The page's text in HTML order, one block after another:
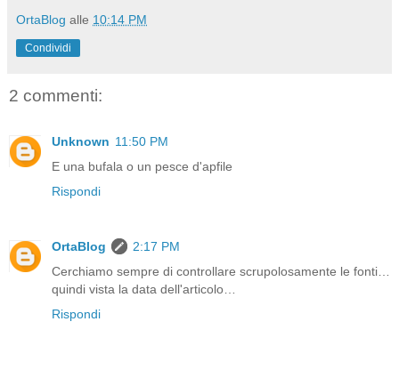
OrtaBlog alle 10:14 PM
Condividi
2 commenti:
Unknown 11:50 PM
E una bufala o un pesce d'apfile
Rispondi
OrtaBlog
2:17 PM
Cerchiamo sempre di controllare scrupolosamente le fonti…
quindi vista la data dell'articolo…
Rispondi